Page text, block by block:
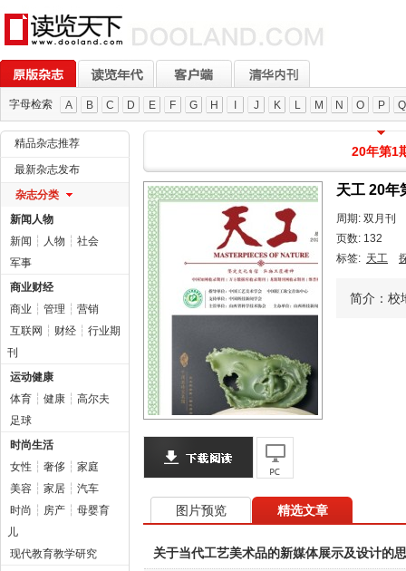
字母检索 A B C D E F G H J K L M N O P Q
精品杂志推荐
最新杂志发布
杂志分类
新闻人物
新闻 ┆ 人物 ┆ 社会
军事
商业财经
商业 ┆ 管理 ┆ 营销
互联网 ┆ 财经 ┆ 行业期
刊
运动健康
体育 ┆ 健康 ┆ 高尔夫
足球
时尚生活
女性 ┆ 奢侈 ┆ 家庭
美容 ┆ 家居 ┆ 汽车
时尚 ┆ 房产 ┆ 母婴育
儿
现代教育教学研究
20年第1
天工 20年
周期: 双月刊
页数: 132
标签: 天工
简介：校
图片预览 精选文章
关于当代工艺美术品的新媒体展示及设计的